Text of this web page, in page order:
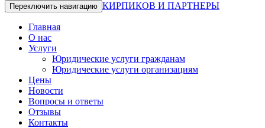
Переключить навигацию КИРПИКОВ И ПАРТНЕРЫ
Главная
О нас
Услуги
Юридические услуги гражданам
Юридические услуги организациям
Цены
Новости
Вопросы и ответы
Отзывы
Контакты